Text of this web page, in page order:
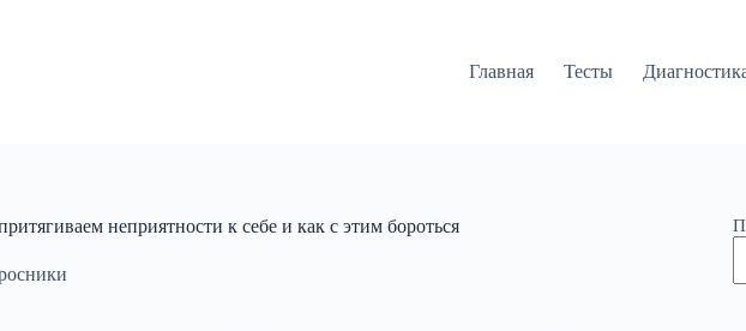
Главная Тесты
неприятности к себе и как с этим бороться